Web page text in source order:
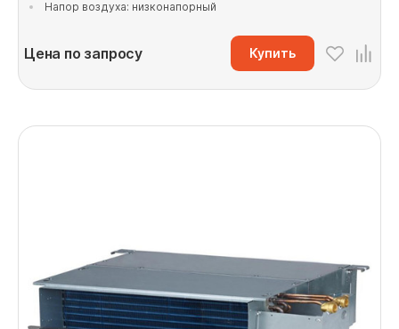
Напор воздуха: низконапорный
Цена по запросу Купить